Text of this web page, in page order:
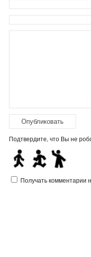
Подтвердите, что Вы не
Получать комментарии